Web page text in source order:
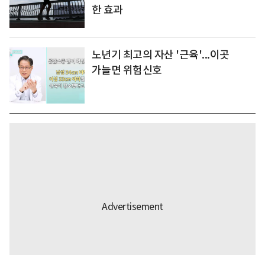
한 효과
노년기 최고의 자산 '근육'...이곳
가늘면 위험신호